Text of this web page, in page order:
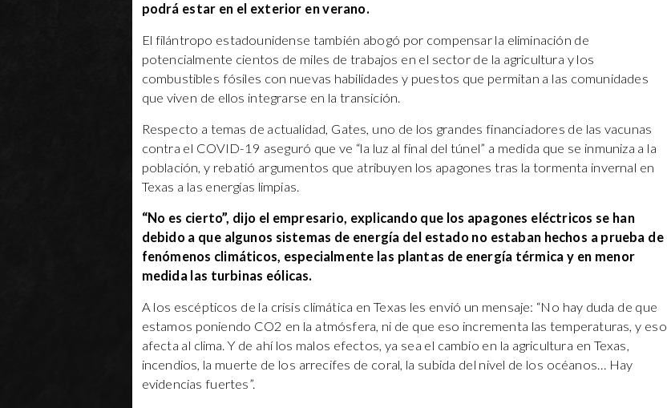
podrá estar en el exterior en verano.
El filántropo estadounidense también abogó por compensar la eliminación de
potencialmente cientos de miles de trabajos en el sector de la agricultura y los
combustibles fósiles con nuevas habilidades y puestos que permitan a las comunidades
que viven de ellos integrarse en la transición.
Respecto a temas de actualidad, Gates, uno de los grandes financiadores de las vacunas
contra el COVID-19 aseguró que ve “la luz al final del túnel” a medida que se inmuniza a la
población, y rebatió argumentos que atribuyen los apagones tras la tormenta invernal en
Texas a las energías limpias.
“No es cierto”, dijo el empresario, explicando que los apagones eléctricos se han
debido a que algunos sistemas de energía del estado no estaban hechos a prueba de
fenómenos climáticos, especialmente las plantas de energía térmica y en menor
medida las turbinas eólicas.
A los escépticos de la crisis climática en Texas les envió un mensaje: “No hay duda de que
estamos poniendo CO2 en la atmósfera, ni de que eso incrementa las temperaturas, y eso
afecta al clima. Y de ahí los malos efectos, ya sea el cambio en la agricultura en Texas,
incendios, la muerte de los arrecifes de coral, la subida del nivel de los océanos… Hay
evidencias fuertes”.